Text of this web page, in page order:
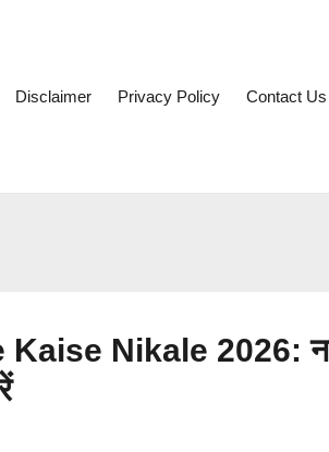
Disclaimer Privacy Policy Contact Us
Nikale 2026: